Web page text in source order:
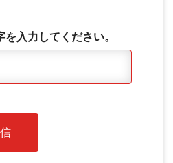
入力してください。